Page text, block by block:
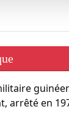
arrêté en